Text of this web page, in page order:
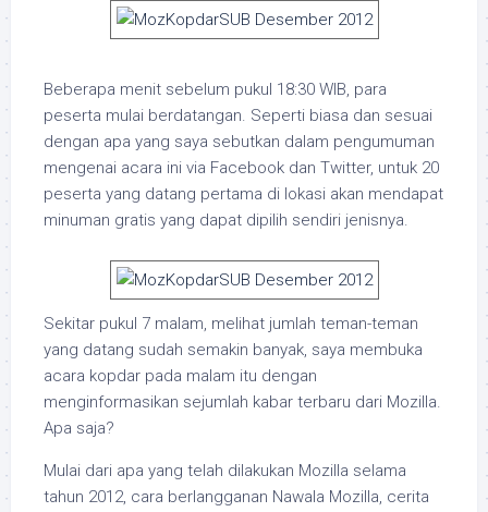
Beberapa menit sebelum pukul 18:30 WIB, para
peserta mulai berdatangan. Seperti biasa dan sesuai
dengan apa yang saya sebutkan dalam pengumuman
mengenai acara ini via Facebook dan Twitter, untuk 20
peserta yang datang pertama di lokasi akan mendapat
minuman gratis yang dapat dipilih sendiri jenisnya.
Sekitar pukul 7 malam, melihat jumlah teman-teman
yang datang sudah semakin banyak, saya membuka
acara kopdar pada malam itu dengan
menginformasikan sejumlah kabar terbaru dari Mozilla.
Apa saja?
Mulai dari apa yang telah dilakukan Mozilla selama
tahun 2012, cara berlangganan Nawala Mozilla, cerita